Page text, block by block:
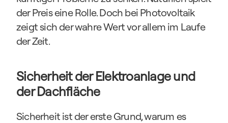
der Preis eine Rolle. Doch bei Photovoltaik
zeigt sich der wahre Wert vor allem im Laufe
der Zeit.
Sicherheit der Elektroanlage und
der Dachfläche
Sicherheit ist der erste Grund, warum es